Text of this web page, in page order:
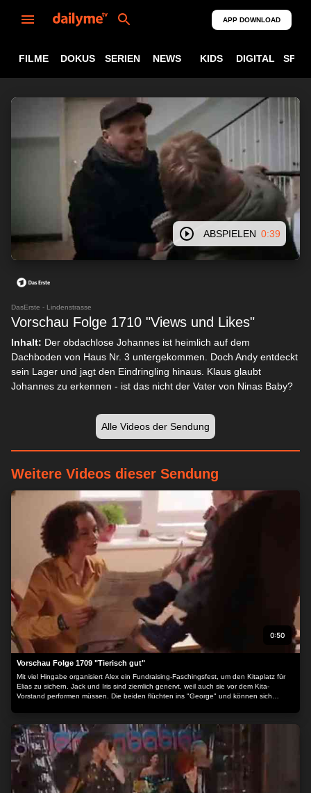
APP DOWNLOAD
FILME DOKUS SERIEN NEWS KIDS DIGITAL
ABSPIELEN 0:39
DasErste - Lindenstrasse
Vorschau Folge 1710 "Views und Likes"
Inhalt: Der obdachlose Johannes ist heimlich auf dem
Dachboden von Haus Nr. 3 untergekommen. Doch Andy entdeckt
sein Lager und jagt den Eindringling hinaus. Klaus glaubt
Johannes zu erkennen - ist das nicht der Vater von Ninas Baby?
Alle Videos der Sendung
Weitere Videos dieser Sendung
0:50
Vorschau Folge 1709 "Tierisch gut"
Mit viel Hingabe organisiert Alex ein Fundraising-Faschingsfest, um den Kitaplatz für
Elias zu sichern. Jack und Iris sind ziemlich genervt, weil auch sie vor dem Kita-
Vorstand performen müssen. Die beiden flüchten ins "George" und können sich
endet...